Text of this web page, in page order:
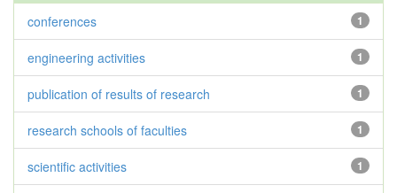
1
conferences
1
engineering activities
1
publication of results of research
1
research schools of faculties
1
scientific activities